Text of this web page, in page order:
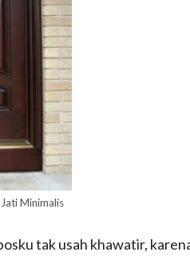
Minimalis
tak usah khawatir,